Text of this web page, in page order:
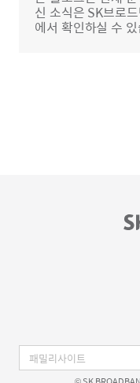
신 소식은 SK브로
에서 확인하실 수